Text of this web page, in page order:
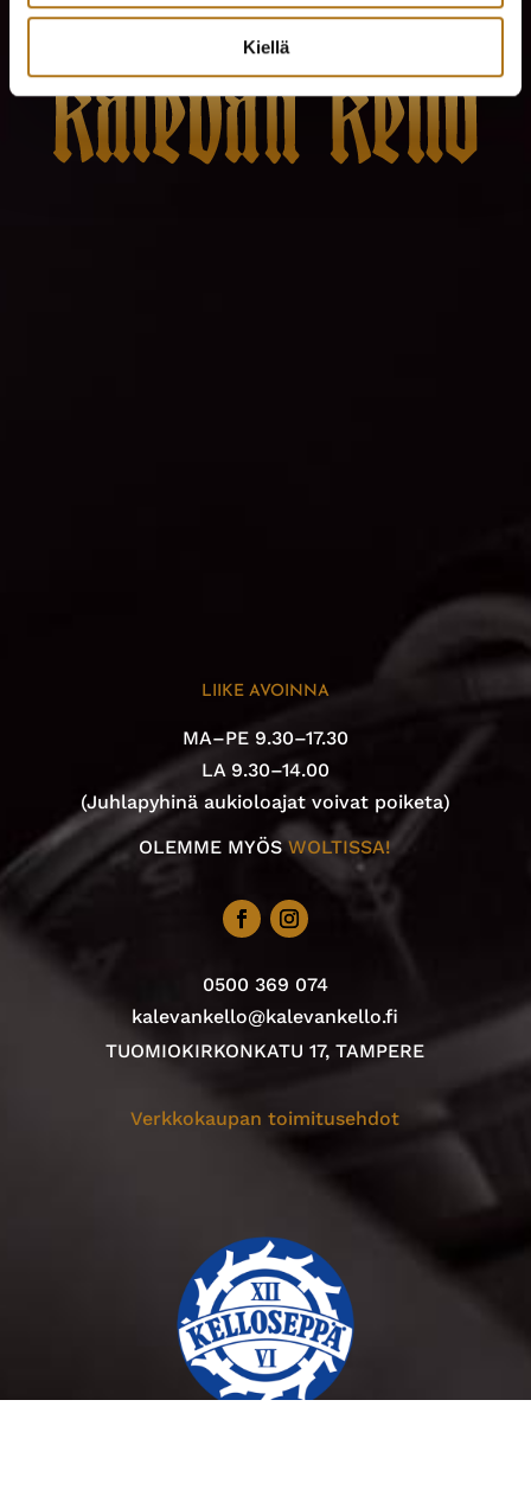
Kiellä
LIIKE AVOINNA
MA–PE 9.30–17.30
LA 9.30–14.00
(Juhlapyhinä aukioloajat voivat poiketa)
OLEMME MYÖSWOLTISSA!
0500 369 074
kalevankello@kalevankello.fi
TUOMIOKIRKONKATU 17, TAMPERE
Verkkokaupan toimitusehdot